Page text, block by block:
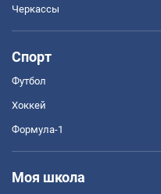
Черкассы
Спорт
Футбол
Хоккей
Формула-1
Моя школа